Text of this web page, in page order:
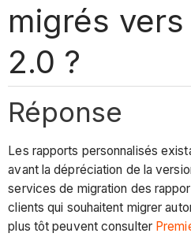
migrés
2.0 ?
Réponse
Les rapports personnalisés
avant la dépréciation de la
services de migration des
clients qui souhaitent migrer
plus tôt peuvent consulter